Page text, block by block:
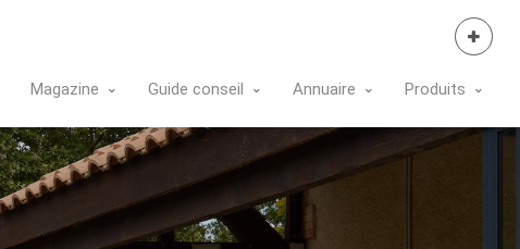
Magazine Guide conseil Annuaire Produits